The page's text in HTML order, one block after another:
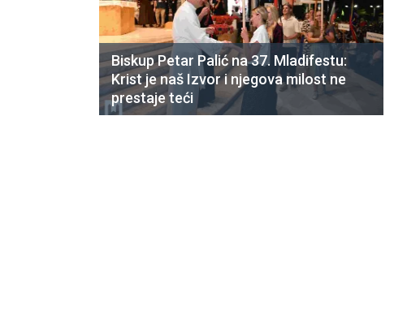
Biskup Petar Palić na 37. Mladifestu:
Krist je naš Izvor i njegova milost ne
prestaje teći